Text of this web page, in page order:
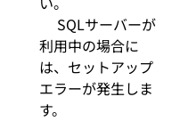
SQLサーバーが
利用中の場合に
は、セットアップ
エラーが発生しま
す。